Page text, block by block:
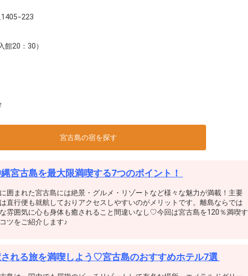
館20：30）
宮古島の宿を探す
宮古島を最大限満喫する7つのポイント！
囲まれた宮古島には絶景・グルメ・リゾートなど様々な魅力が満載！主要
直行便も就航しておりアクセスしやすいのがメリットです。離島ならでは
雰囲気に心も身体も癒されること間違いなし♡今回は宮古島を120％満喫す
ツをご紹介します♪
れる旅を満喫しよう♡宮古島のおすすめホテル7選